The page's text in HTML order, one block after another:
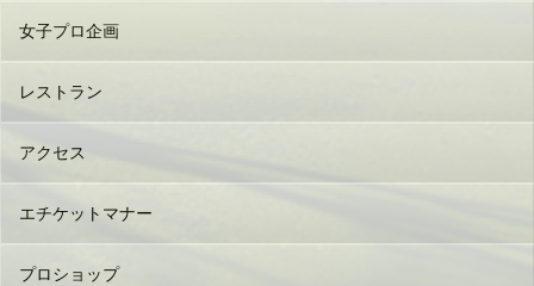
女子プロ企画
レストラン
アクセス
エチケットマナー
プロショップ